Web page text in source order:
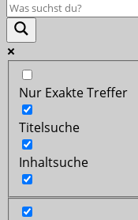
Nur Exakte Treffer
Titelsuche
Inhaltsuche